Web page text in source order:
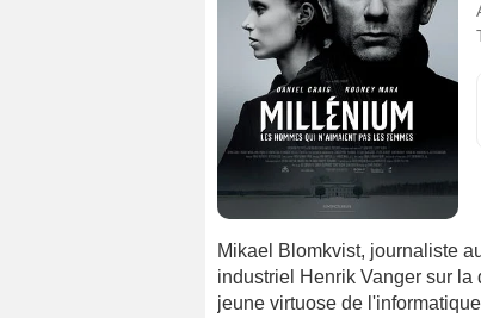
Mikael Blomkvist, journaliste
industriel Henrik Vanger sur
jeune virtuose de